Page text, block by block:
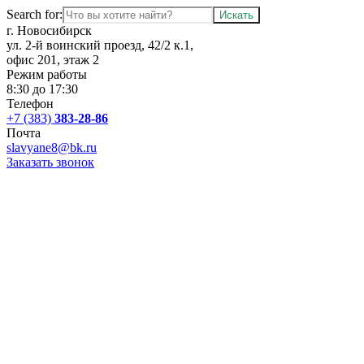
Search for:
г. Новосибирск
ул. 2-й воинский проезд, 42/2 к.1,
офис 201, этаж 2
Режим работы
8:30 до 17:30
Телефон
+7 (383) 383-28-86
Почта
slavyane8@bk.ru
Заказать звонок